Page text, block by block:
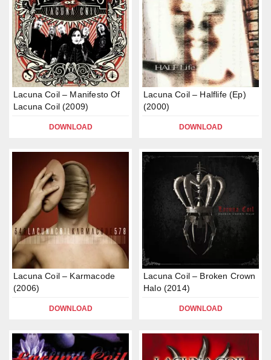
Lacuna Coil – Manifesto Of
Lacuna Coil (2009)
DOWNLOAD
Lacuna Coil – Halflife (Ep)
(2000)
DOWNLOAD
Lacuna Coil – Karmacode
(2006)
DOWNLOAD
Lacuna Coil – Broken Crown
Halo (2014)
DOWNLOAD